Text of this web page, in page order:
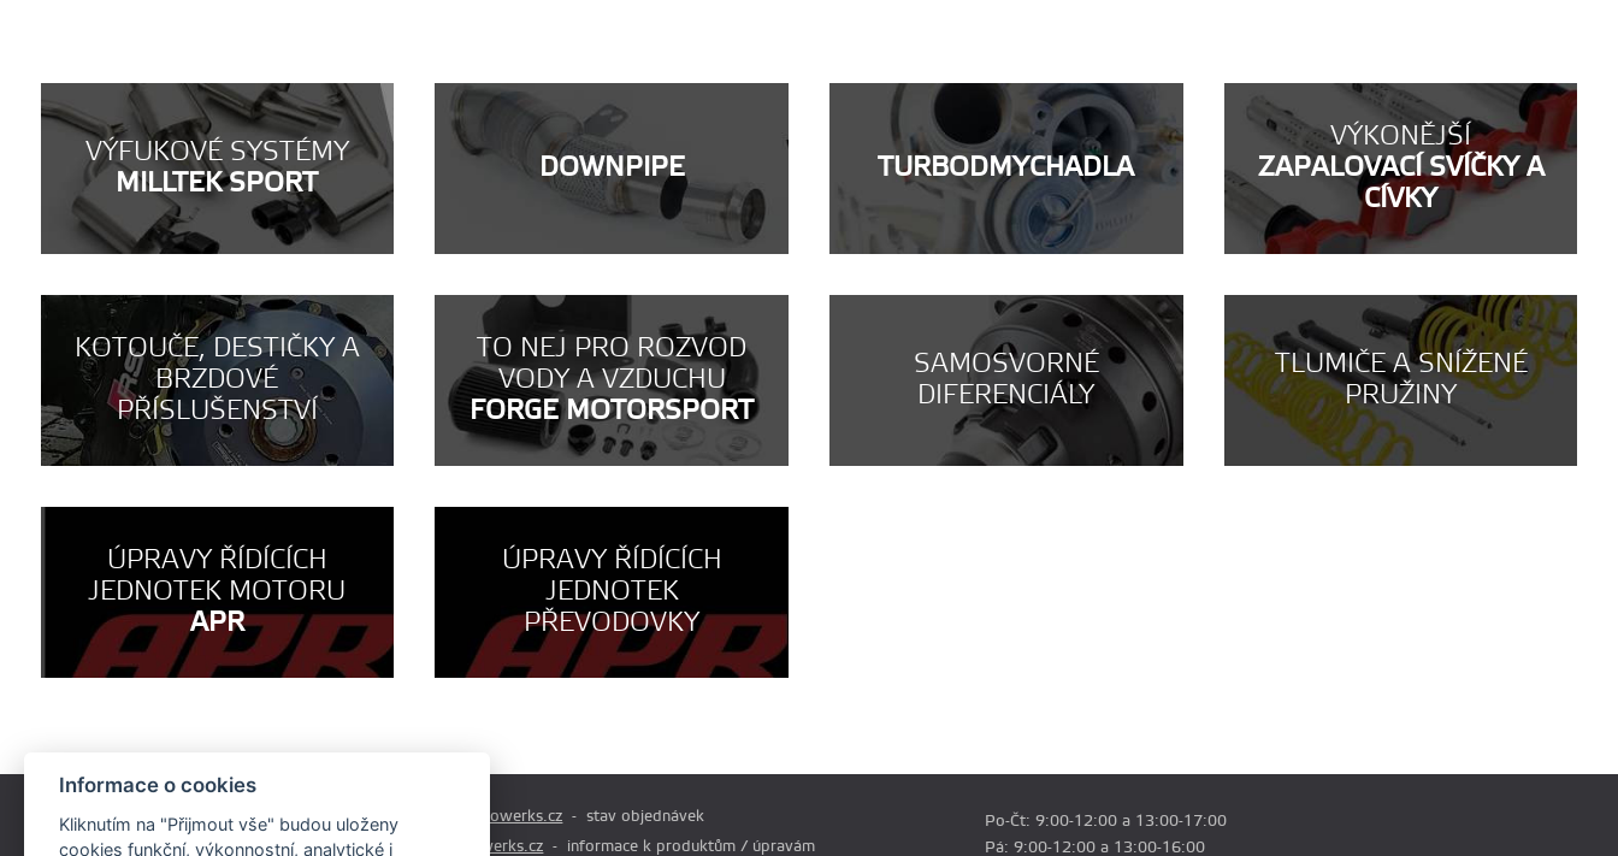
Informace o cookies
Kliknutím na "Přijmout vše" budou uloženy
cookies funkční, výkonnostní, analytické i
VÝFUKOVÉ SYSTÉMY
MILLTEK SPORT
DOWNPIPE TURBODMYCHADLA
VÝKONĚJŠÍ
ZAPALOVACÍ SVÍČKY A
CÍVKY
KOTOUČE, DESTIČKY A
BRZDOVÉ
PŘÍSLUŠENSTVÍ
TO NEJ PRO ROZVOD
VODY A VZDUCHU
FORGE MOTORSPORT
SAMOSVORNÉ
DIFERENCIÁLY
TLUMIČE A SNÍŽENÉ
PRUŽINY
ÚPRAVY ŘÍDÍCÍCH
JEDNOTEK MOTORU
APR
ÚPRAVY ŘÍDÍCÍCH
JEDNOTEK
PŘEVODOVKY
Českobrodská 179
Praha - Běchovice
prodej@autowerks.cz
stav objednávek
info@autowerks.cz
informace k produktům / úpravám
Po-Čt: 9:00-12:00 a 13:00-17:00
Pá: 9:00-12:00 a 13:00-16:00